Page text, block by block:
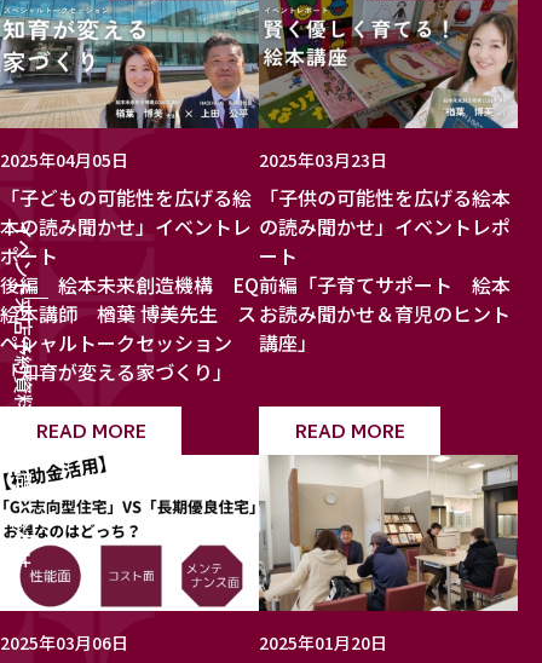
イベント
来店予約
資料請求
お問い合わせ
2025年04月05日
「子どもの可能性を広げる絵
本の読み聞かせ」イベントレ
ポート
後編 絵本未来創造機構 EQ
絵本講師 楢葉 博美先生 ス
ペシャルトークセッション
「知育が変える家づくり」
READ MORE
2025年03月23日
「子供の可能性を広げる絵本
の読み聞かせ」イベントレポ
ート
前編「子育てサポート 絵本
お読み聞かせ＆育児のヒント
講座」
READ MORE
2025年03月06日 2025年01月20日